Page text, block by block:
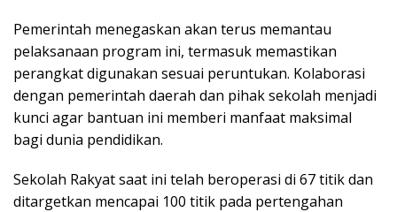
Pemerintah menegaskan akan terus memantau
pelaksanaan program ini, termasuk memastikan
perangkat digunakan sesuai peruntukan. Kolaborasi
dengan pemerintah daerah dan pihak sekolah menjadi
kunci agar bantuan ini memberi manfaat maksimal
bagi dunia pendidikan.
Sekolah Rakyat saat ini telah beroperasi di 67 titik dan
ditargetkan mencapai 100 titik pada pertengahan